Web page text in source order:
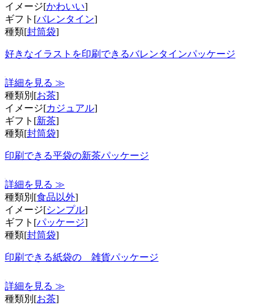
イメージ[かわいい]
ギフト[バレンタイン]
種類[封筒袋]
好きなイラストを印刷できるバレンタインパッケージ
詳細を見る ≫
種類別[お茶]
イメージ[カジュアル]
ギフト[新茶]
種類[封筒袋]
印刷できる平袋の新茶パッケージ
詳細を見る ≫
種類別[食品以外]
イメージ[シンプル]
ギフト[パッケージ]
種類[封筒袋]
印刷できる紙袋の 雑貨パッケージ
詳細を見る ≫
種類別[お茶]